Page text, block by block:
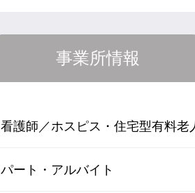
事業所情報
看護師／ホスピス・住宅型有料老
パート・アルバイト